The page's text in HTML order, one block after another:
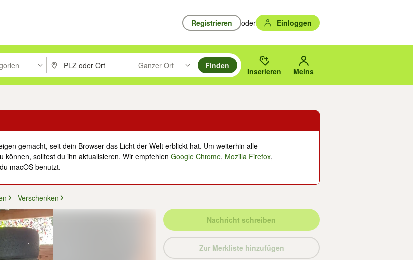
Registrieren oder Einloggen
oder Vorschläge mit den Pfeiltasten nach oben/unten durchsuchen und mit Eingabetaste auswählen.
PLZ oder Ort eingeben. Eingabetaste drücken um zu suchen, oder Vorschläge mit den Pfeiltasten nach oben/
Ganzer Ort
Suche im Umkreis des gewählten Orts oder PLZ.
Finden
Inserieren Meins
gemacht, seit dein Browser das Licht der Welt erblickt hat. Um weiterhin alle
können, solltest du ihn aktualisieren. Wir empfehlenGoogle Chrome, Mozilla Firefox,
macOS benutzt.
Verschenken
Nachricht schreiben
Zur Merkliste hinzufügen